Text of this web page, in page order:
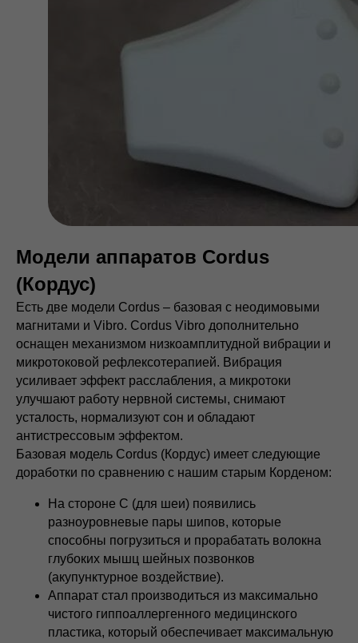
Модели аппаратов Cordus
(Кордус)
Есть две модели Cordus – базовая c неодимовыми
магнитами и Vibro. Cordus Vibro дополнительно
оснащен механизмом низкоамплитудной вибрации и
микротоковой рефлексотерапией. Вибрация
усиливает эффект расслабления, а микротоки
улучшают работу нервной системы, снимают
усталость, нормализуют сон и обладают
антистрессовым эффектом.
Базовая модель Cordus (Кордус) имеет следующие
доработки по сравнению с нашим старым Корденом:
На стороне С (для шеи) появились
разноуровневые пары шипов, которые
способны погрузиться и прорабатать волокна
глубоких мышц шейных позвонков
(акупунктурное воздействие).
Аппарат стал производиться из максимально
чистого гиппоаллергенного медицинского
пластика, который обеспечивает максимальную